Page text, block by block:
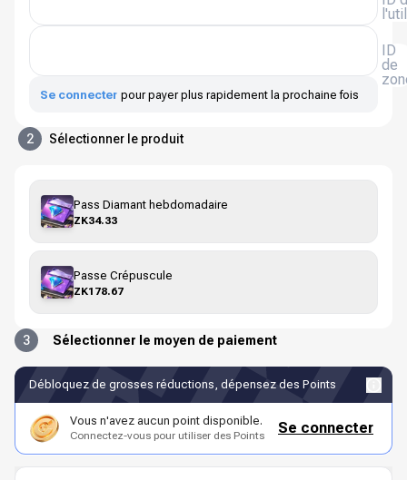
ID
de
Se connecter pour payer plus rapidement la prochaine fois
2 Sélectionner le produit
Pass Diamant hebdomadaire
ZK34.33
Passe Crépuscule
ZK178.67
3 Sélectionner le moyen de paiement
Débloquez de grosses réductions, dépensez des Points
Vous n'avez aucun point disponible.
Connectez-vous pour utiliser des Points Se connecter